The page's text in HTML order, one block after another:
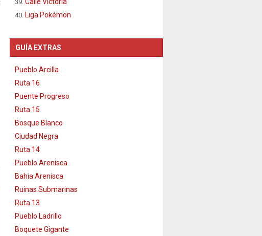
Liga Pokémon
GUÍA EXTRAS
Pueblo Arcilla
Ruta 16
Puente Progreso
Ruta 15
Bosque Blanco
Ciudad Negra
Ruta 14
Pueblo Arenisca
Bahia Arenisca
Ruinas Submarinas
Ruta 13
Pueblo Ladrillo
Boquete Gigante